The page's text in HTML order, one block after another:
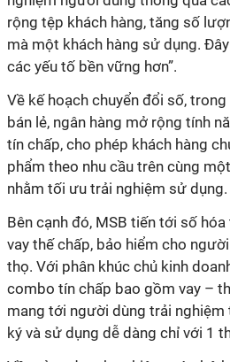
rộng tệp khách hàng, tăng số
mà một khách hàng sử dụng.
các yếu tố bền vững hơn”.
Về kế hoạch chuyển đổi số,
bán lẻ, ngân hàng mở rộng tính
tín chấp, cho phép khách hàng
phẩm theo nhu cầu trên cùng
nhằm tối ưu trải nghiệm sử dụng.
Bên cạnh đó, MSB tiến tới số
vay thế chấp, bảo hiểm cho
thọ. Với phân khúc chủ kinh
combo tín chấp bao gồm vay –
mang tới người dùng trải nghiệm
ký và sử dụng dễ dàng chỉ với 1